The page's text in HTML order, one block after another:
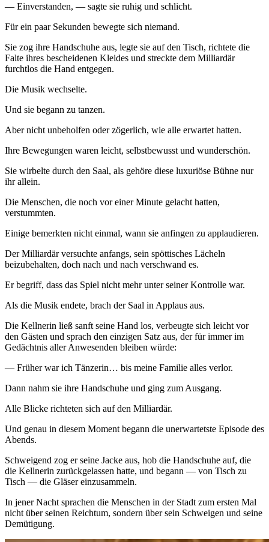
— Einverstanden, — sagte sie ruhig und schlicht.
Für ein paar Sekunden bewegte sich niemand.
Sie zog ihre Handschuhe aus, legte sie auf den Tisch, richtete die
Falte ihres bescheidenen Kleides und streckte dem Milliardär
furchtlos die Hand entgegen.
Die Musik wechselte.
Und sie begann zu tanzen.
Aber nicht unbeholfen oder zögerlich, wie alle erwartet hatten.
Ihre Bewegungen waren leicht, selbstbewusst und wunderschön.
Sie wirbelte durch den Saal, als gehöre diese luxuriöse Bühne nur
ihr allein.
Die Menschen, die noch vor einer Minute gelacht hatten,
verstummten.
Einige bemerkten nicht einmal, wann sie anfingen zu applaudieren.
Der Milliardär versuchte anfangs, sein spöttisches Lächeln
beizubehalten, doch nach und nach verschwand es.
Er begriff, dass das Spiel nicht mehr unter seiner Kontrolle war.
Als die Musik endete, brach der Saal in Applaus aus.
Die Kellnerin ließ sanft seine Hand los, verbeugte sich leicht vor
den Gästen und sprach den einzigen Satz aus, der für immer im
Gedächtnis aller Anwesenden bleiben würde:
— Früher war ich Tänzerin… bis meine Familie alles verlor.
Dann nahm sie ihre Handschuhe und ging zum Ausgang.
Alle Blicke richteten sich auf den Milliardär.
Und genau in diesem Moment begann die unerwartetste Episode des
Abends.
Schweigend zog er seine Jacke aus, hob die Handschuhe auf, die
die Kellnerin zurückgelassen hatte, und begann — von Tisch zu
Tisch — die Gläser einzusammeln.
In jener Nacht sprachen die Menschen in der Stadt zum ersten Mal
nicht über seinen Reichtum, sondern über sein Schweigen und seine
Demütigung.